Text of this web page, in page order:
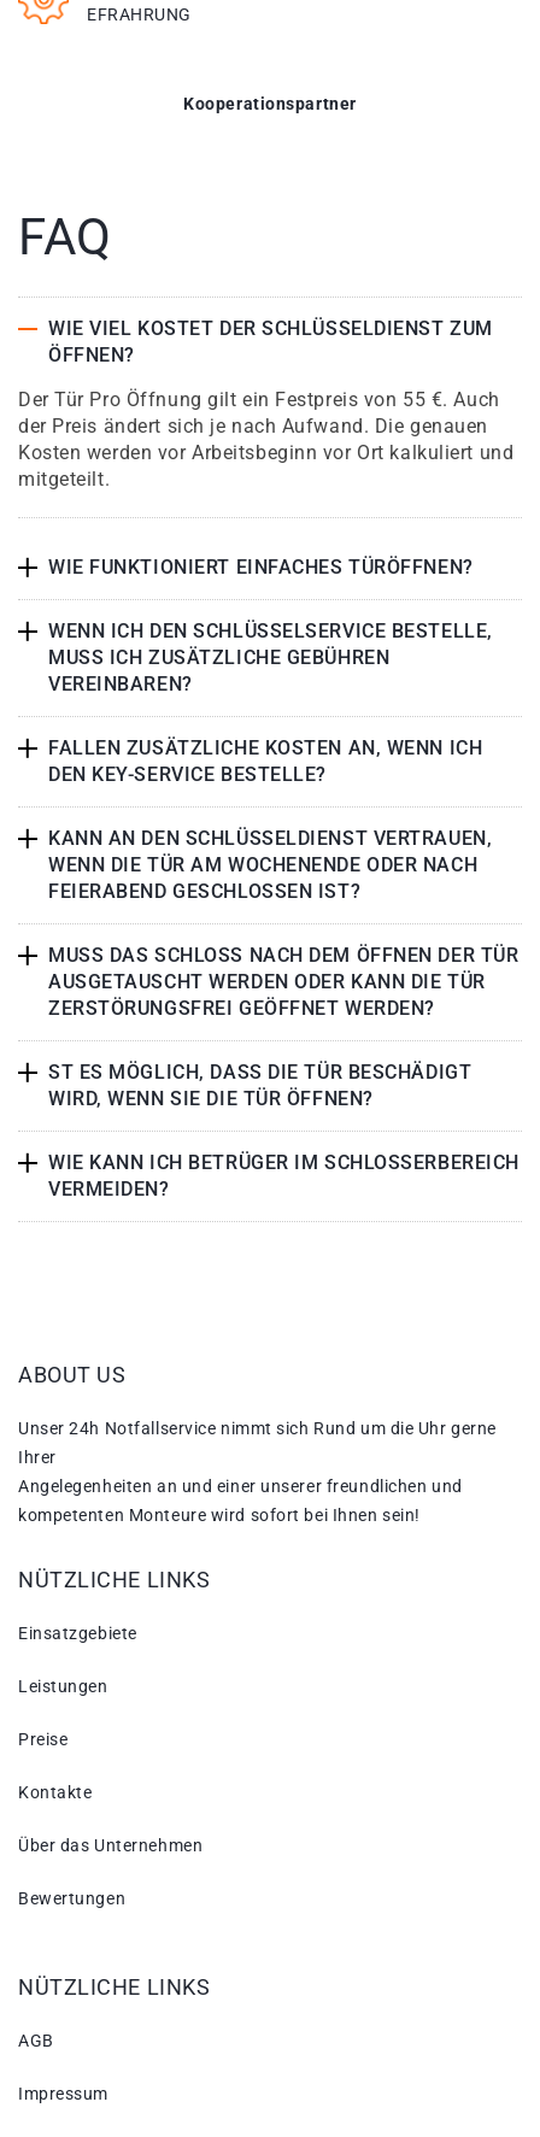
EFRAHRUNG
Kooperationspartner
FAQ
WIE VIEL KOSTET DER SCHLÜSSELDIENST ZUM
ÖFFNEN?
Der Tür Pro Öffnung gilt ein Festpreis von 55 €. Auch
der Preis ändert sich je nach Aufwand. Die genauen
Kosten werden vor Arbeitsbeginn vor Ort kalkuliert und
mitgeteilt.
WIE FUNKTIONIERT EINFACHES TÜRÖFFNEN?
WENN ICH DEN SCHLÜSSELSERVICE BESTELLE,
MUSS ICH ZUSÄTZLICHE GEBÜHREN
VEREINBAREN?
FALLEN ZUSÄTZLICHE KOSTEN AN, WENN ICH
DEN KEY-SERVICE BESTELLE?
KANN AN DEN SCHLÜSSELDIENST VERTRAUEN,
WENN DIE TÜR AM WOCHENENDE ODER NACH
FEIERABEND GESCHLOSSEN IST?
MUSS DAS SCHLOSS NACH DEM ÖFFNEN DER TÜR
AUSGETAUSCHT WERDEN ODER KANN DIE TÜR
ZERSTÖRUNGSFREI GEÖFFNET WERDEN?
ST ES MÖGLICH, DASS DIE TÜR BESCHÄDIGT
WIRD, WENN SIE DIE TÜR ÖFFNEN?
WIE KANN ICH BETRÜGER IM SCHLOSSERBEREICH
VERMEIDEN?
ABOUT US
Unser 24h Notfallservice nimmt sich Rund um die Uhr gerne
Ihrer
Angelegenheiten an und einer unserer freundlichen und
kompetenten Monteure wird sofort bei Ihnen sein!
NÜTZLICHE LINKS
Einsatzgebiete
Leistungen
Preise
Kontakte
Über das Unternehmen
Bewertungen
NÜTZLICHE LINKS
AGB
Impressum